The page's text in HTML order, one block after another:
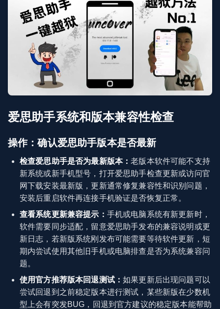
爱思助手系统和版本兼容性检查
操作：确认爱思助手版本是否最新
检查爱思助手是否为最新版本：老版本软件可能不支持
新系统或新手机型号，打开爱思助手检查更新或访问官
网下载安装最新版，更新通常修复兼容性和识别问题，
安装后重启软件再连接手机验证是否恢复正常。
查看系统更新兼容提示： 手机或电脑系统有新更新时，
软件需要同步适配，留意爱思助手发布的兼容说明或更
新日志，若新版系统刚发布可能需要等待软件更新，短
期内尝试使用其他旧手机或电脑排查是否为系统兼容问
题。
使用官方推荐版本回退测试：如果更新后出现问题可以
尝试回退到之前稳定版本进行测试，某些新版在少数机
型上会有突发BUG，回退到官方建议的稳定版本能帮助